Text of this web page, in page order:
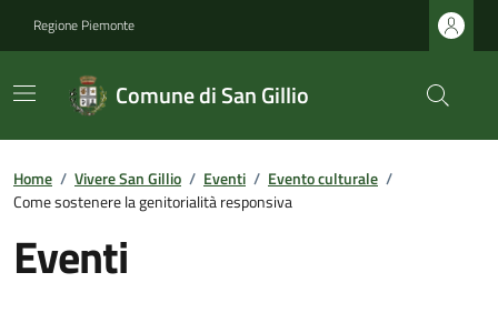
Regione Piemonte
Comune di San Gillio
Home / Vivere San Gillio / Eventi / Evento culturale /
Come sostenere la genitorialità responsiva
Eventi